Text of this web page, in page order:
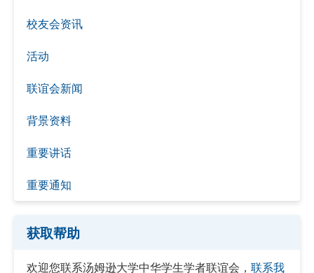
校友会资讯
活动
联谊会新闻
背景资料
重要讲话
重要通知
获取帮助
欢迎您联系汤姆逊大学中华学生学者联谊会， 联系我